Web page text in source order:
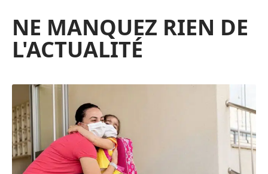
NE MANQUEZ RIEN DE
L'ACTUALITÉ